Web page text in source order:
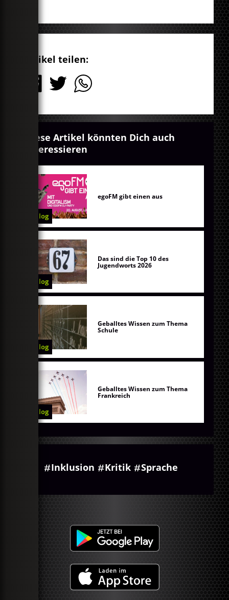
Artikel teilen:
Diese Artikel könnten Dich auch
interessieren
Blog
egoFM gibt einen aus
Blog
Das sind die Top 10 des
Jugendworts 2026
Blog
Geballtes Wissen zum Thema
Schule
Blog
Geballtes Wissen zum Thema
Frankreich
Inklusion Kritik Sprache